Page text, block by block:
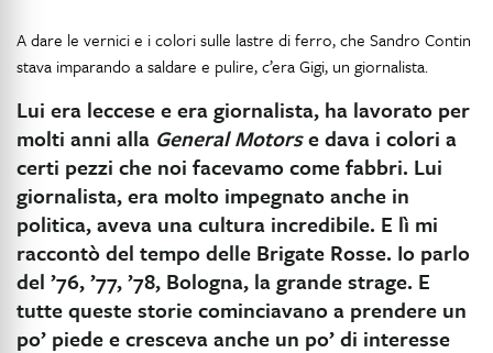
A dare le vernici e i colori sulle lastre di ferro, che Sandro Contin
stava imparando a saldare e pulire, c’era Gigi, un giornalista.
Lui era leccese e era giornalista, ha lavorato per
molti anni alla General Motorse dava i colori a
certi pezzi che noi facevamo come fabbri. Lui
giornalista, era molto impegnato anche in
politica, aveva una cultura incredibile. E lì mi
raccontò del tempo delle Brigate Rosse. Io parlo
del ’76, ’77, ’78, Bologna, la grande strage. E
tutte queste storie cominciavano a prendere un
po’ piede e cresceva anche un po’ di interesse